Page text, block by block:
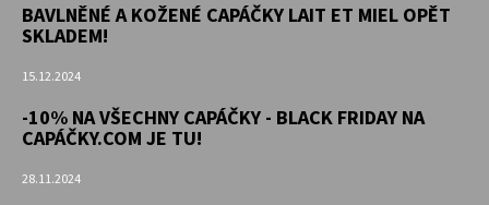
BAVLNĚNÉ A KOŽENÉ CAPÁČKY LAIT ET MIEL OPĚT
SKLADEM!
15.12.2024
-10% NA VŠECHNY CAPÁČKY - BLACK FRIDAY NA
CAPÁČKY.COM JE TU!
28.11.2024